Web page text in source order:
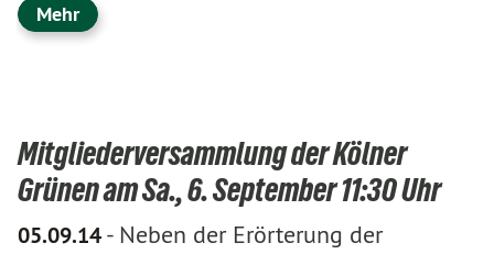
Mehr
Mitgliederversammlung der Kölner
Grünen am Sa., 6. September 11:30 Uhr
05.09.14- Neben der Erörterung der